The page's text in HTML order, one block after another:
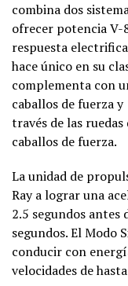
combina dos
ofrecer potencia V-
respuesta
hace único en su
complementa con
caballos de fuerza
través de las
caballos de fuerza.
La unidad de
Ray a lograr una
2.5 segundos
segundos. El Modo
conducir con
velocidades de